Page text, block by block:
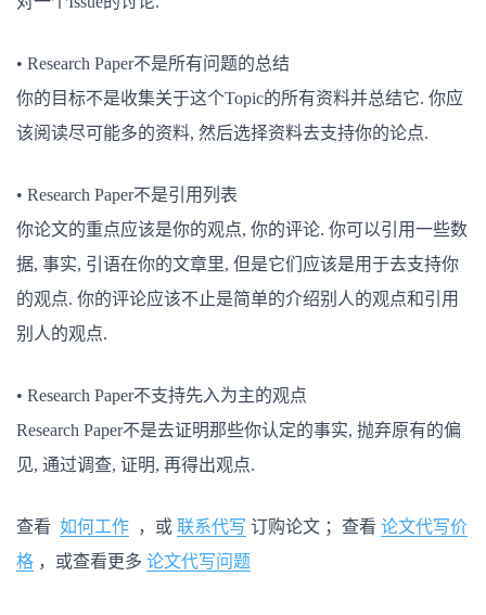
• Research Paper不是所有问题的总结
你的目标不是收集关于这个Topic的所有资料并总结它. 你应
该阅读尽可能多的资料, 然后选择资料去支持你的论点.
• Research Paper不是引用列表
你论文的重点应该是你的观点, 你的评论. 你可以引用一些数
据, 事实, 引语在你的文章里, 但是它们应该是用于去支持你
的观点. 你的评论应该不止是简单的介绍别人的观点和引用
别人的观点.
• Research Paper不支持先入为主的观点
Research Paper不是去证明那些你认定的事实, 抛弃原有的偏
见, 通过调查, 证明, 再得出观点.
查看 如何工作 ，或 联系代写 订购论文 ；查看 论文代写价
格 ，或查看更多 论文代写问题